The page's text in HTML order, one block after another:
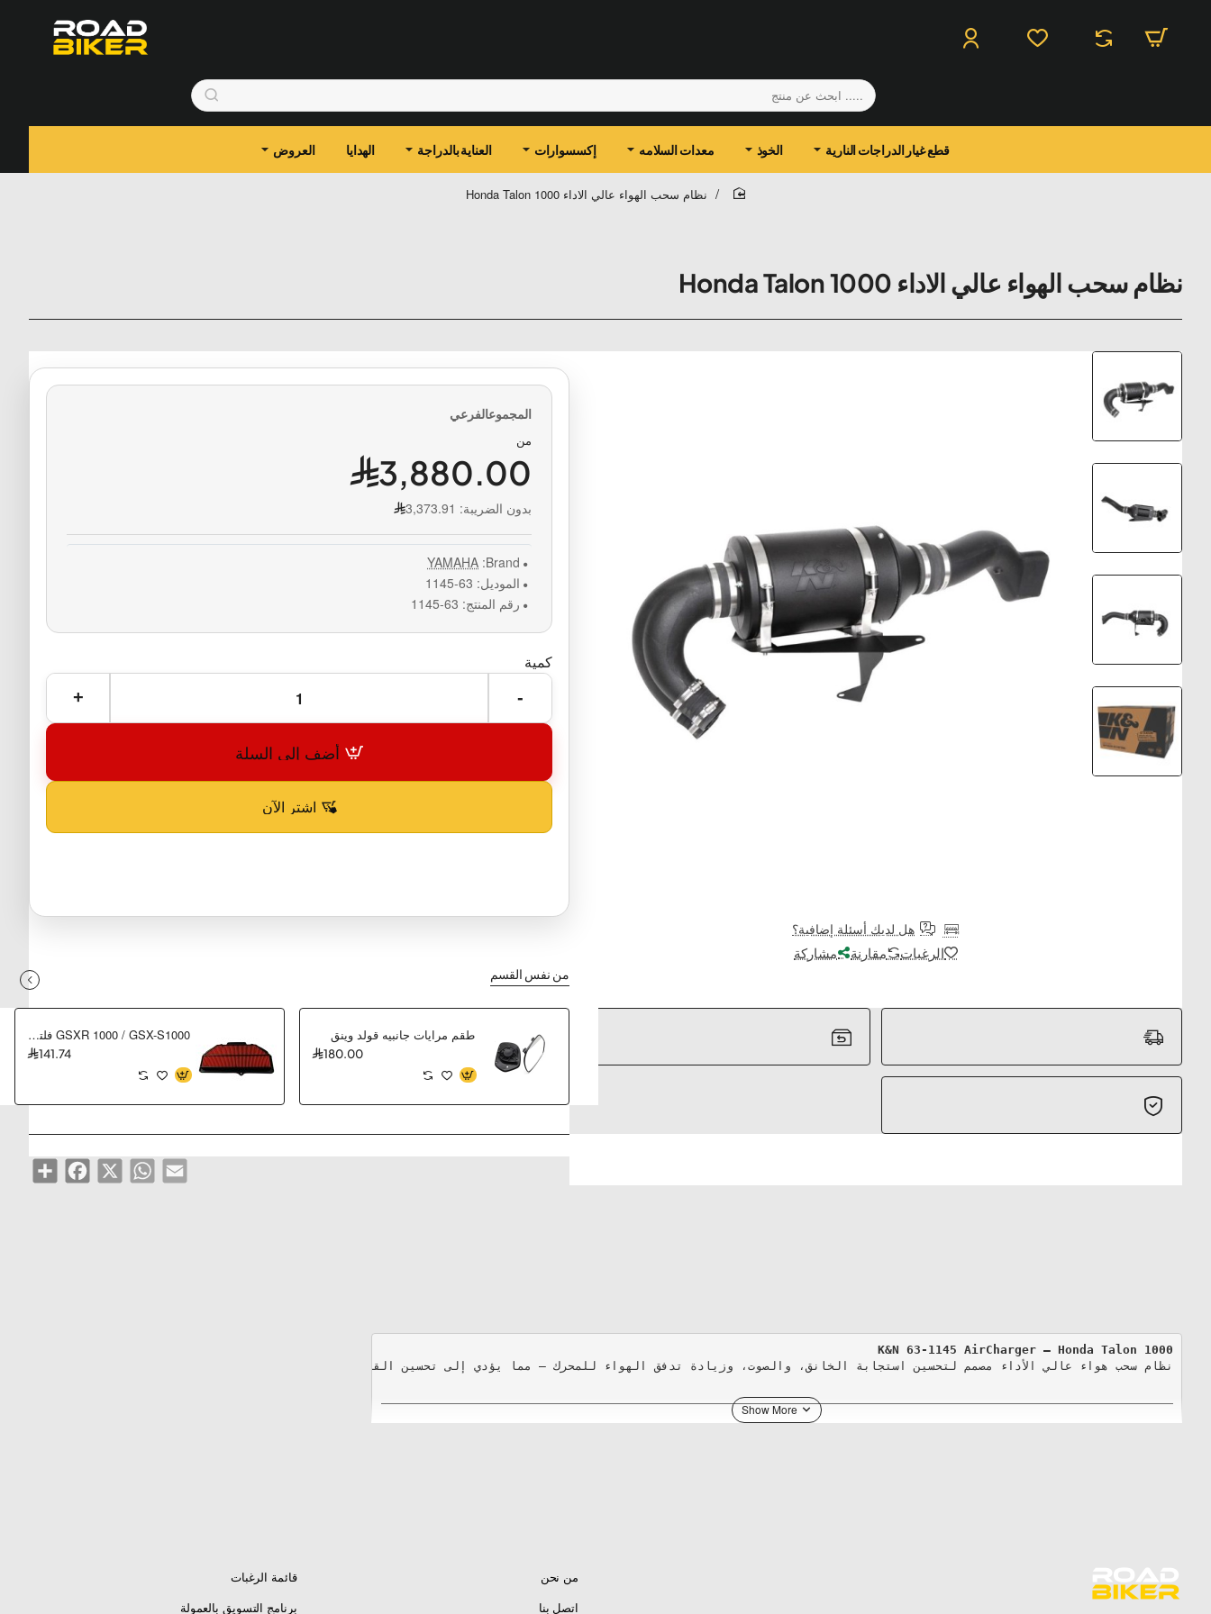
.....
ابحث
عن
منتج
قطع غيار الدراجات النارية الخوذ معدات السلامه إكسسوارات العناية بالدراجة الهدايا العروض
نظام سحب الهواء عالي الاداء Honda Talon 1000
نظام سحب الهواء عالي الاداء Honda Talon 1000
هل لديك أسئلة إضافية؟
الرغبات مقارنة مشاركة
من
3,880.00
بدون الضريبة: 3,373.91
Brand:
YAMAHA
الموديل: 63-1145
رقم المنتج: 63-1145
أضف إلى السلة
اشترِ الآن
من نفس القسم
طقم مرايات جانبيه قولد وينق
180.00
GSXR 1000 / GSX-S1000 فلتر هواء سوزوكي
141.74
Share
Facebook X
WhatsApp Email
K&N 63-1145 AirCharger – Honda Talon 1000
نظام سحب هواء عالي الأداء مصمم لتحسين استجابة الخانق، والصوت، وزيادة تدفق الهواء للمحرك — مما يؤدي إلى تحسين القوة عبر مدى RPM الكامل للمحرك.
رقم الفلتر البديل:
من نحن
اتصل بنا
قائمة الرغبات
برنامج التسويق بالعمولة